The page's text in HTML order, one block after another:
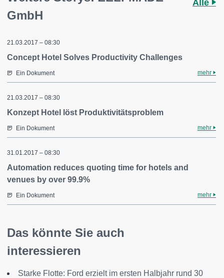
GmbH
Alle
21.03.2017 – 08:30
Concept Hotel Solves Productivity Challenges
Ein Dokument mehr
21.03.2017 – 08:30
Konzept Hotel löst Produktivitätsproblem
Ein Dokument mehr
31.01.2017 – 08:30
Automation reduces quoting time for hotels and
venues by over 99.9%
Ein Dokument mehr
Das könnte Sie auch
interessieren
Starke Flotte: Ford erzielt im ersten Halbjahr rund 30